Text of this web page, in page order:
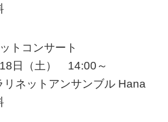
トコンサート
18日（土） 14:00～
リネットアンサンブル Hana